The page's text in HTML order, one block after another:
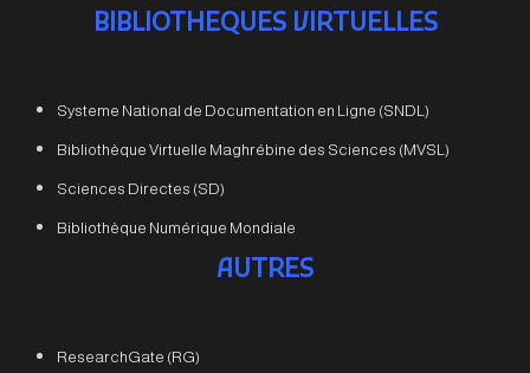
BIBLIOTHEQUES VIRTUELLES
Systeme National de Documentation en Ligne (SNDL)
Bibliothèque Virtuelle Maghrébine des Sciences (MVSL)
Sciences Directes (SD)
Bibliothèque Numérique Mondiale
AUTRES
ResearchGate (RG)